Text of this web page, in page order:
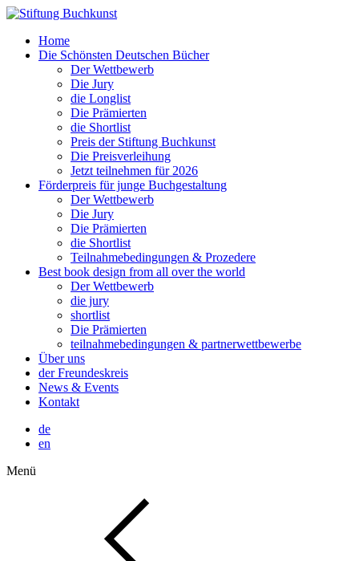
Home
Die Schönsten Deutschen Bücher
Der Wettbewerb
Die Jury
die Longlist
Die Prämierten
die Shortlist
Preis der Stiftung Buchkunst
Die Preisverleihung
Jetzt teilnehmen für 2026
Förderpreis für junge Buchgestaltung
Der Wettbewerb
Die Jury
Die Prämierten
die Shortlist
Teilnahmebedingungen & Prozedere
Best book design from all over the world
Der Wettbewerb
die jury
shortlist
Die Prämierten
teilnahmebedingungen & partnerwettbewerbe
Über uns
der Freundeskreis
News & Events
Kontakt
de
en
Menü